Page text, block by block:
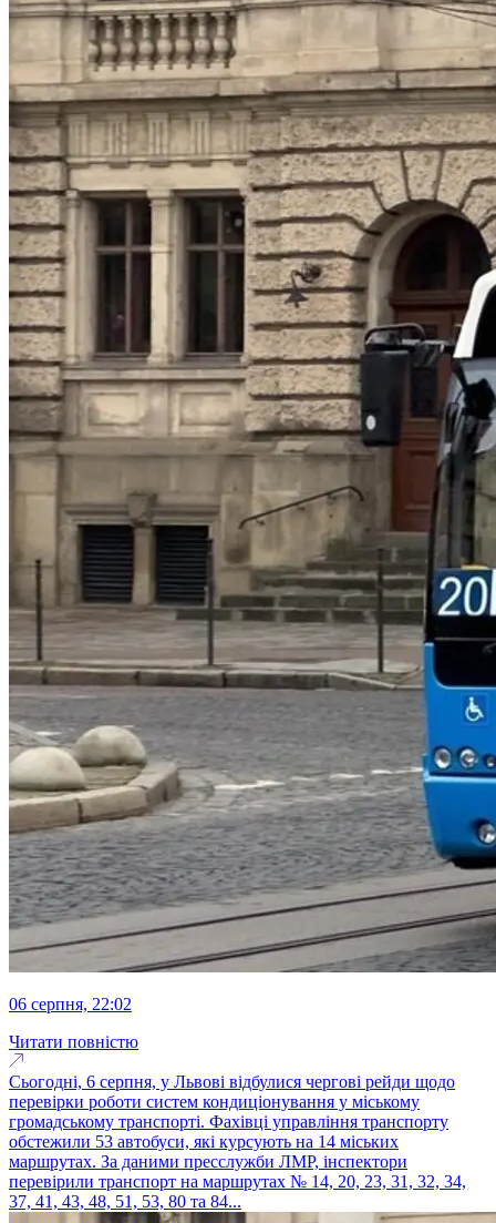
06 серпня, 22:02
Читати повністю
Сьогодні, 6 серпня, у Львові відбулися чергові рейди щодо
перевірки роботи систем кондиціонування у міському
громадському транспорті. Фахівці управління транспорту
обстежили 53 автобуси, які курсують на 14 міських
маршрутах. За даними пресслужби ЛМР, інспектори
перевірили транспорт на маршрутах № 14, 20, 23, 31, 32, 34,
37, 41, 43, 48, 51, 53, 80 та 84...